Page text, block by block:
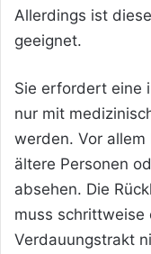
Allerdings ist
geeignet.
Sie erfordert eine
nur mit
werden. Vor allem
ältere Personen
absehen. Die
muss schrittweise
Verdauungstrakt